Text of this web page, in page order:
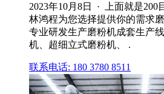
2023年10月8日 · 上面就是200
林鸿程为您选择提供你的需求
专业研发生产磨粉机成套生产
机、超细立式磨粉机、 .
联系电话: 180 3780 8511